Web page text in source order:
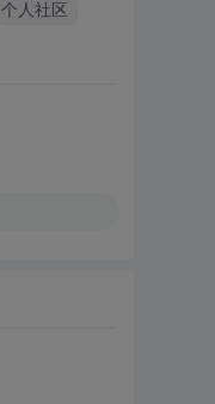
个人社区